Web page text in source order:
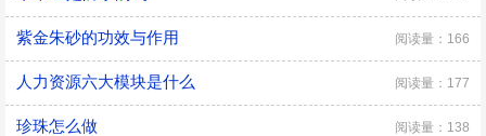
紫金朱砂的功效与作用 阅读量：166
人力资源六大模块是什么 阅读量：177
珍珠怎么做 阅读量：138